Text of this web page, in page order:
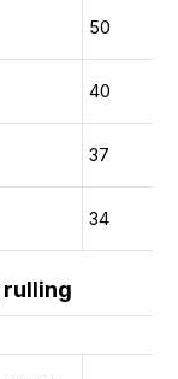
50
40
37
34
rulling